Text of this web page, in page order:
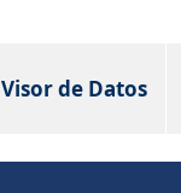
Visor de Datos